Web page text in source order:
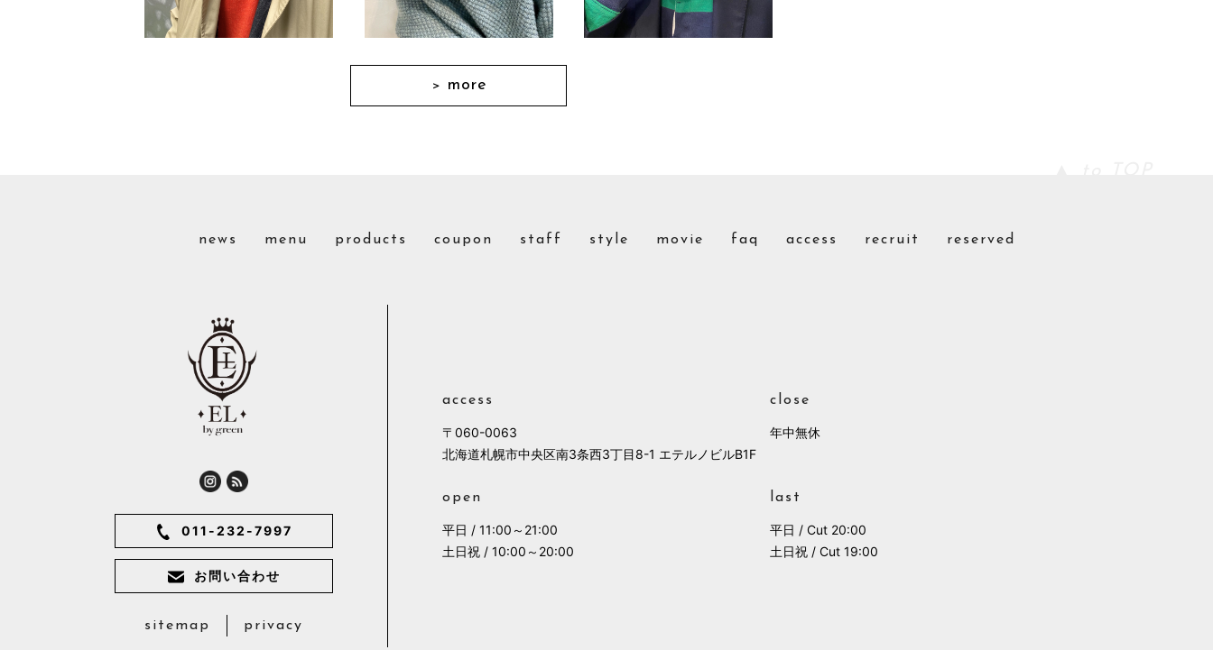
＞ more
news menu products coupon staff style movie faq access recruit reserved
011-232-7997
お問い合わせ
sitemap privacy
access
〒060-0063
北海道札幌市中央区南3条西3丁目8-1 エテルノビルB1F
close
年中無休
open
平日 / 11:00～21:00
土日祝 / 10:00～20:00
last
平日 / Cut 20:00
土日祝 / Cut 19:00